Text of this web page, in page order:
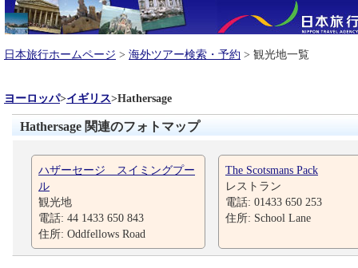
日本旅行ホームページ > 海外ツアー検索・予約 > 観光地一覧
ヨーロッパ>イギリス>Hathersage
Hathersage 関連のフォトマップ
ハザーセージ スイミングプー
ル
観光地
電話: 44 1433 650 843
住所: Oddfellows Road
The Scotsmans Pack
レストラン
電話: 01433 650 253
住所: School Lane